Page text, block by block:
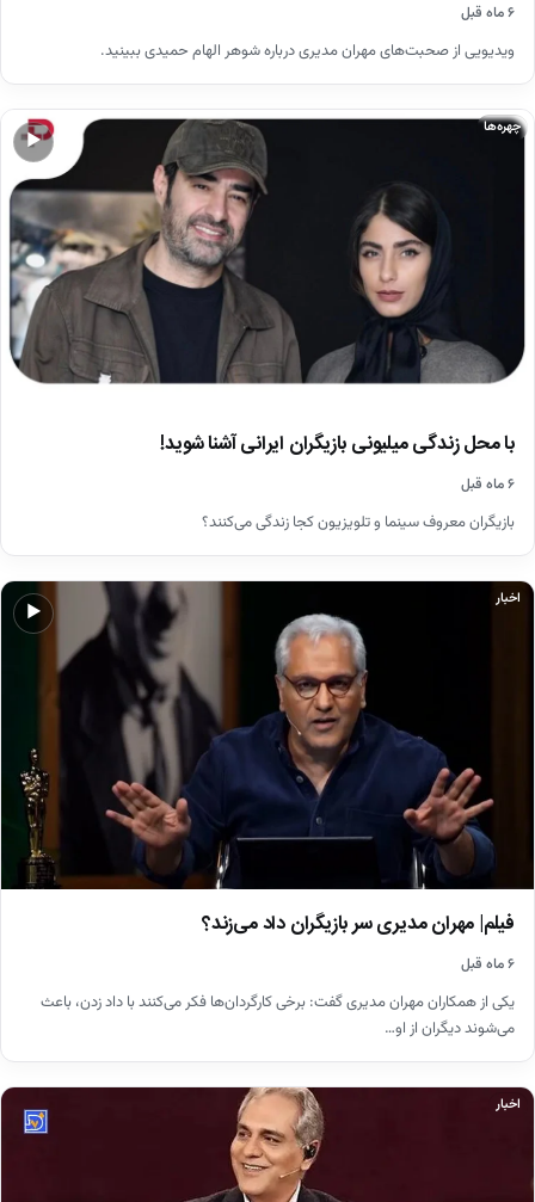
۶ ماه قبل
ویدیویی از صحبت‌های مهران مدیری درباره شوهر الهام حمیدی ببینید.
▶
چهره‌ها
با محل زندگی میلیونی بازیگران ایرانی آشنا شوید!
۶ ماه قبل
بازیگران معروف سینما و تلویزیون کجا زندگی می‌کنند؟
▶
اخبار
فیلم| مهران مدیری سر بازیگران داد می‌زند؟
۶ ماه قبل
یکی از همکاران مهران مدیری گفت: برخی کارگردان‌ها فکر می‌کنند با داد زدن، باعث
می‌شوند دیگران از او…
اخبار